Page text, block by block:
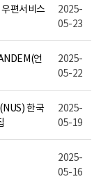
편서비스
2025-
05-23
언
2025-
05-22
한국
2025-
05-19
2025-
05-16